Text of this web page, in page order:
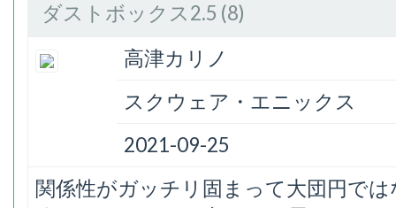
ダストボックス2.5 (8)
高津カリノ
スクウェア・エニックス
2021-09-25
関係性がガッチリ固まって大団円で